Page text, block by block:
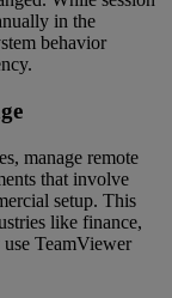
in the
behavior
manage remote
that involve
setup. This
like finance,
TeamViewer